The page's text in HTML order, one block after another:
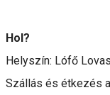
Hol?
Helyszín: Lófő
Szállás és étkezés